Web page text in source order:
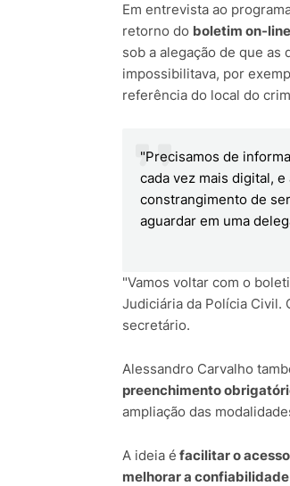
Em entrevista ao
retorno do boletim on-line
sob a alegação de que
impossibilitava, por
referência do local do
"Precisamos de
cada vez mais digital,
constrangimento de
aguardar em uma
"Vamos voltar com o
Judiciária da Polícia Civil.
secretário.
Alessandro Carvalho
preenchimento
ampliação das
A ideia é facilitar o
melhorar a